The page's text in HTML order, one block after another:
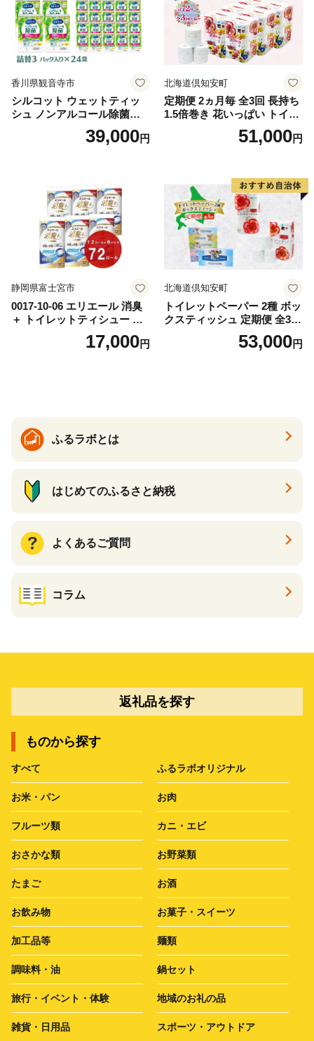
香川県観音寺市
シルコット ウェットティッ
シュ ノンアルコール除菌詰
替（43枚×3P）×24袋 日用品
おもちゃ 拭き取り 手拭き 外
39,000円
北海道倶知安町
定期便 2ヵ月毎 全3回 長持ち
1.5倍巻き 花いっぱい トイレ
ットペーパー ダブル 45ｍ 計
72ロール 全18種 花柄 プリン
ー 消耗品 備蓄 送料無料 北海
道 倶知安町 日用品
51,000円
静岡県富士宮市
0017-10-06 エリエール 消臭
＋ トイレットティシュー し
っかり香るフレッシュクリア
の香り ダブル 12ロール×6パ
17,000円
北海道倶知安町
トイレットペーパー 2種 ボッ
クスティッシュ 定期便 全3
回 日本製 まとめ買い 防災
常備品 日用雑貨 消耗品 生活
53,000円
ふるラボとは
はじめてのふるさと納税
よくあるご質問
コラム
返礼品を探す
ものから探す
すべて ふるラボオリジナル
お米・パン お肉
フルーツ類 カニ・エビ
おさかな類 お野菜類
たまご お酒
お飲み物 お菓子・スイーツ
加工品等 麺類
調味料・油 鍋セット
旅行・イベント・体験 地域のお礼の品
雑貨・日用品 スポーツ・アウトドア